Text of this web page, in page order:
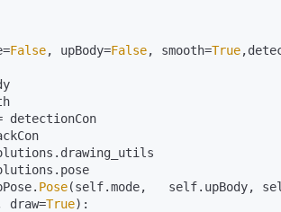
False, upBody=False, smooth=True
detectionCon
. drawing_utils
. pose
. Pose(self.mode,   self. upBody,
True):